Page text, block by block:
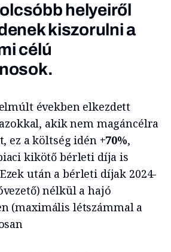
helyeiről
kiszorulni a
célú
években elkezdett
akik nem magáncélra
ez a költség idén +70%,
kikötő bérleti díja is
után a bérleti díjak 2024-
nélkül a hajó
(maximális létszámmal a